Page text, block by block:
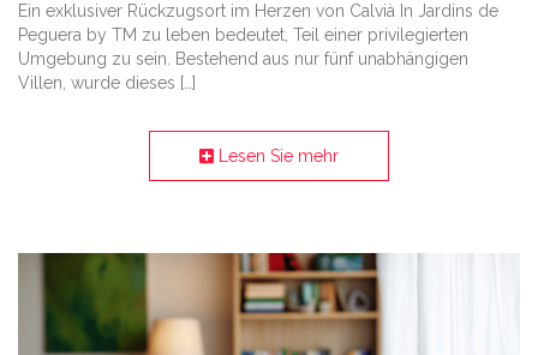
Ein exklusiver Rückzugsort im Herzen von Calvià In Jardins de
Peguera by TM zu leben bedeutet, Teil einer privilegierten
Umgebung zu sein. Bestehend aus nur fünf unabhängigen
Villen, wurde dieses […]
Lesen Sie mehr